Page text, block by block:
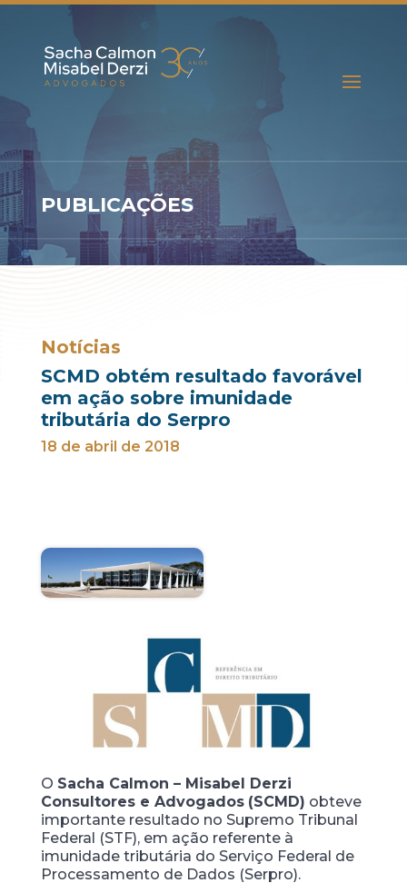
PUBLICAÇÕES
Notícias
SCMD obtém resultado favorável
em ação sobre imunidade
tributária do Serpro
18 de abril de 2018
O Sacha Calmon – Misabel Derzi
Consultores e Advogados (SCMD) obteve
importante resultado no Supremo Tribunal
Federal (STF), em ação referente à
imunidade tributária do Serviço Federal de
Processamento de Dados (Serpro).